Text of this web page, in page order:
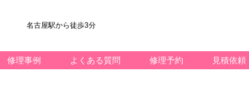
名古屋駅から徒歩3分
修理事例 よくある質問 修理予約 見積依頼